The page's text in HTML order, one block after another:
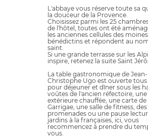
L'abbaye vous réserve toute sa
la douceur de la Provence.
Choisissez parmi les 25
de l'hôtel, toutes ont été
les anciennes cellules des moines
bénédictins et répondent au
saint.
Si une grande terrasse sur les
inspire, retenez la suite Saint
La table gastronomique de Jean-
Christophe Ugo est ouverte tous
pour déjeuner et dîner sous les
voûtes de l'ancien réfectoire,
extérieure chauffée, une carte de
Garrigae, une salle de fitness,
promenades ou une pause
jardins à la françaises, ici, vous
recommencez à prendre du
vous.